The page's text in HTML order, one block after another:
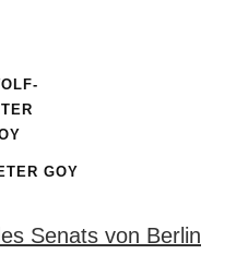
GOY
Senats von Berlin